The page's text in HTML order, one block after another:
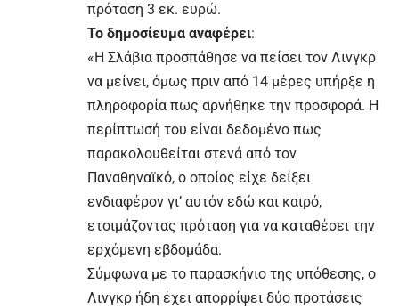
πρόταση 3 εκ. ευρώ.
Το δημοσίευμα αναφέρει:
«Η Σλάβια προσπάθησε να πείσει τον Λινγκρ
να μείνει, όμως πριν από 14 μέρες υπήρξε η
πληροφορία πως αρνήθηκε την προσφορά. Η
περίπτωσή του είναι δεδομένο πως
παρακολουθείται στενά από τον
Παναθηναϊκό, ο οποίος είχε δείξει
ενδιαφέρον γι’ αυτόν εδώ και καιρό,
ετοιμάζοντας πρόταση για να καταθέσει την
ερχόμενη εβδομάδα.
Σύμφωνα με το παρασκήνιο της υπόθεσης, ο
Λινγκρ ήδη έχει απορρίψει δύο προτάσεις